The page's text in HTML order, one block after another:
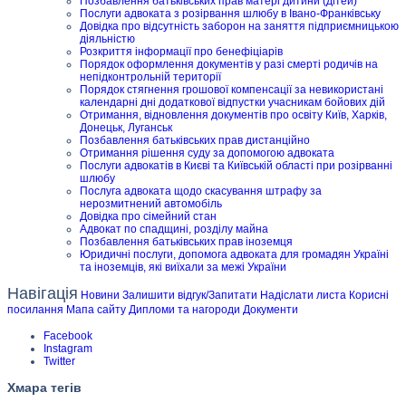
Послуги адвоката з розірвання шлюбу в Івано-Франківську
Довідка про відсутність заборон на заняття підприємницькою
діяльністю
Розкриття інформації про бенефіціарів
Порядок оформлення документів у разі смерті родичів на
непідконтрольній території
Порядок стягнення грошової компенсації за невикористані
календарні дні додаткової відпустки учасникам бойових дій
Отримання, відновлення документів про освіту Київ, Харків,
Донецьк, Луганськ
Позбавлення батьківських прав дистанційно
Отримання рішення суду за допомогою адвоката
Послуги адвокатів в Києві та Київській області при розірванні
шлюбу
Послуга адвоката щодо скасування штрафу за
нерозмитнений автомобіль
Довідка про сімейний стан
Адвокат по спадщині, розділу майна
Позбавлення батьківських прав іноземця
Юридичні послуги, допомога адвоката для громадян Україні
та іноземців, які виїхали за межі України
Навігація Новини Залишити відгук/Запитати Надіслати листа Корисні
посилання Мапа сайту Дипломи та нагороди Документи
Facebook
Instagram
Twitter
Хмара тегів